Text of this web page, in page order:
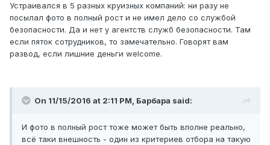
Устраивался в 5 разных круизных компаний: ни разу не
посылал фото в полный рост и не имел дело со службой
безопасности. Да и нет у агентств служб безопасности. Там
если пяток сотрудников, то замечательно. Говорят вам
развод, если лишние деньги welcome.
On 11/15/2016 at 2:11 PM, Барбара said:
И фото в полный рост тоже может быть вполне реально,
всё таки внешность - один из критериев отбора на такую